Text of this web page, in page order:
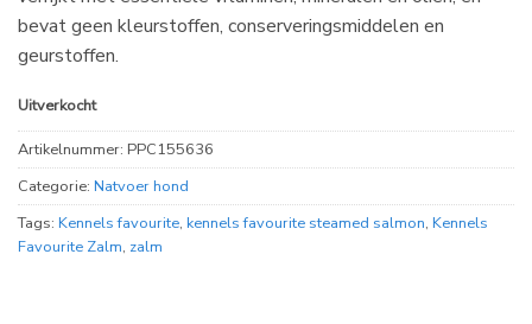
bevat geen kleurstoffen, conserveringsmiddelen en
geurstoffen.
Uitverkocht
Artikelnummer: PPC155636
Categorie: Natvoer hond
Tags: Kennels favourite, kennels favourite steamed salmon, Kennels
Favourite Zalm, zalm